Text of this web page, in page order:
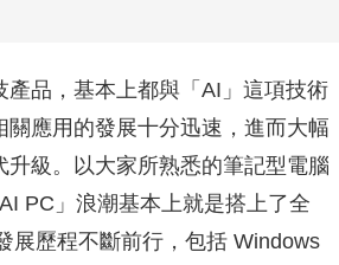
產品，基本上都與「AI」這項技術
關應用的發展十分迅速，進而大幅
升級。以大家所熟悉的筆記型電腦
PC」浪潮基本上就是搭上了全
展歷程不斷前行，包括 Windows